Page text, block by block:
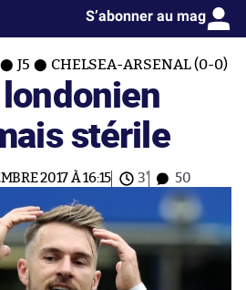
S’abonner au mag
J5 CHELSEA-ARSENAL (0-0)
stérile
2017 À 16:15 3' 50